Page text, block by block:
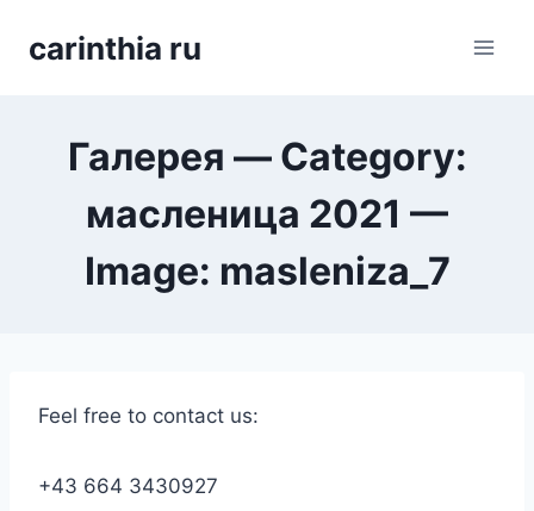
carinthia ru
Галерея — Category:
масленица 2021 —
Image: masleniza_7
Feel free to contact us:
+43 664 3430927